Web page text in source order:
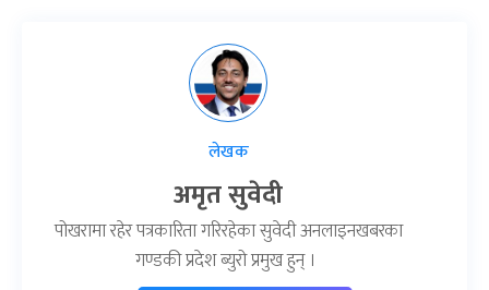
लेखक
अमृत सुवेदी
पोखरामा रहेर पत्रकारिता गरिरहेका सुवेदी अनलाइनखबरका
गण्डकी प्रदेश ब्युरो प्रमुख हुन् ।